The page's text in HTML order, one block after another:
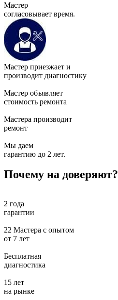
Мастер
согласовывает время.
Мастер приезжает и
производит диагностику
Мастер объявляет
стоимость ремонта
Мастера производит
ремонт
Мы даем
гарантию до 2 лет.
Почему на доверяют?
2 года
гарантии
22 Мастера с опытом
от 7 лет
Бесплатная
диагностика
15 лет
на рынке